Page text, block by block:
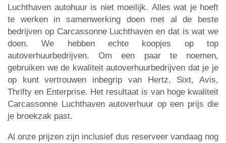
Luchthaven autohuur is niet moeilijk. Alles wat je hoeft
te werken in samenwerking doen met al de beste
bedrijven op Carcassonne Luchthaven en dat is wat we
doen. We hebben echte koopjes op top
autoverhuurbedrijven. Om een paar te noemen,
gebruiken we de kwaliteit autoverhuurbedrijven dat je je
op kunt vertrouwen inbegrip van Hertz, Sixt, Avis,
Thrifty en Enterprise. Het resultaat is van hoge kwaliteit
Carcassonne Luchthaven autoverhuur op een prijs die
je broekzak past.
Al onze prijzen zijn inclusief dus reserveer vandaag nog